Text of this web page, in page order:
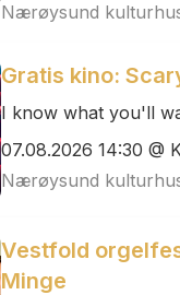
Nærøysund
Gratis kino:
I know what you'll
07.08.2026 14:30 @
Nærøysund
Vestfold
Minge